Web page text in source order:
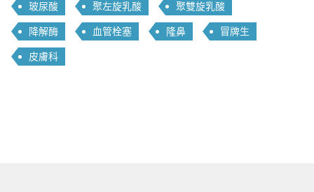
玻尿酸 聚左旋乳酸 聚雙旋乳酸
降解酶 血管栓塞 隆鼻 冒牌生
皮膚科